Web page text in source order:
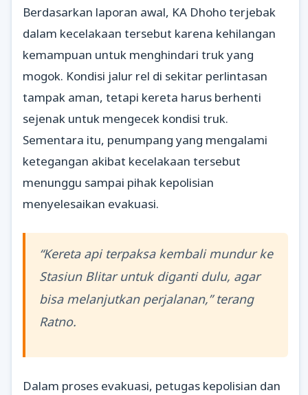
Berdasarkan laporan awal, KA Dhoho terjebak
dalam kecelakaan tersebut karena kehilangan
kemampuan untuk menghindari truk yang
mogok. Kondisi jalur rel di sekitar perlintasan
tampak aman, tetapi kereta harus berhenti
sejenak untuk mengecek kondisi truk.
Sementara itu, penumpang yang mengalami
ketegangan akibat kecelakaan tersebut
menunggu sampai pihak kepolisian
menyelesaikan evakuasi.
“Kereta api terpaksa kembali mundur ke
Stasiun Blitar untuk diganti dulu, agar
bisa melanjutkan perjalanan,” terang
Ratno.
Dalam proses evakuasi, petugas kepolisian dan